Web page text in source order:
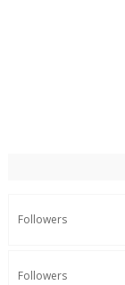
Followers
Followers